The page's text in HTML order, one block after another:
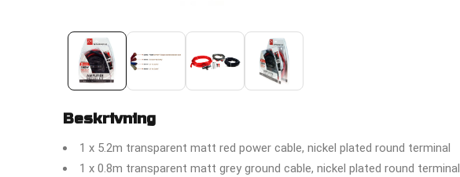
Beskrivning
1 x 5.2m transparent matt red power cable, nickel plated round terminal
1 x 0.8m transparent matt grey ground cable, nickel plated round terminal